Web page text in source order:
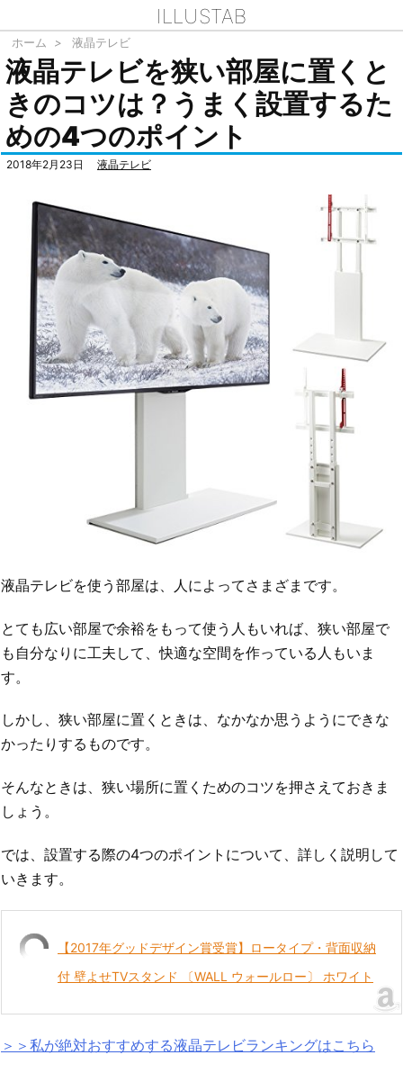
ILLUSTAB
ホーム > 液晶テレビ
液晶テレビを狭い部屋に置くと
きのコツは？うまく設置するた
めの4つのポイント
2018年2月23日 液晶テレビ
液晶テレビを使う部屋は、人によってさまざまです。
とても広い部屋で余裕をもって使う人もいれば、狭い部屋で
も自分なりに工夫して、快適な空間を作っている人もいま
す。
しかし、狭い部屋に置くときは、なかなか思うようにできな
かったりするものです。
そんなときは、狭い場所に置くためのコツを押さえておきま
しょう。
では、設置する際の4つのポイントについて、詳しく説明して
いきます。
【2017年グッドデザイン賞受賞】ロータイプ・背面収納
付 壁よせTVスタンド 〔WALL ウォールロー〕 ホワイト
＞＞私が絶対おすすめする液晶テレビランキングはこちら